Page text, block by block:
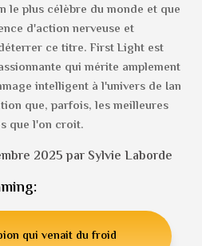
le plus célèbre du monde et que
d'action nerveuse et
ce titre. First Light est
qui mérite amplement
intelligent à l'univers de Ian
que, parfois, les meilleures
que l'on croit.
2025 par Sylvie Laborde
qui venait du froid